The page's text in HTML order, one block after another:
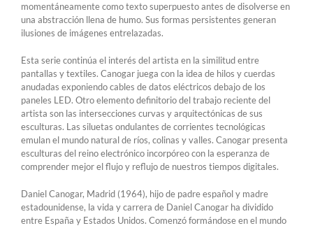
momentáneamente como texto superpuesto antes de disolverse en
una abstracción llena de humo. Sus formas persistentes generan
ilusiones de imágenes entrelazadas.
Esta serie continúa el interés del artista en la similitud entre
pantallas y textiles. Canogar juega con la idea de hilos y cuerdas
anudadas exponiendo cables de datos eléctricos debajo de los
paneles LED. Otro elemento definitorio del trabajo reciente del
artista son las intersecciones curvas y arquitectónicas de sus
esculturas. Las siluetas ondulantes de corrientes tecnológicas
emulan el mundo natural de ríos, colinas y valles. Canogar presenta
esculturas del reino electrónico incorpóreo con la esperanza de
comprender mejor el flujo y reflujo de nuestros tiempos digitales.
Daniel Canogar, Madrid (1964), hijo de padre español y madre
estadounidense, la vida y carrera de Daniel Canogar ha dividido
entre España y Estados Unidos. Comenzó formándose en el mundo